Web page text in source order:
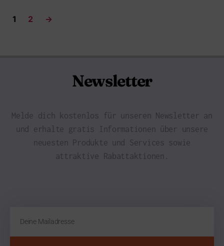
1 2 →
Newsletter
Melde dich kostenlos für unseren Newsletter an
und erhalte gratis Informationen über unsere
neuesten Produkte und Services sowie
attraktive Rabattaktionen.